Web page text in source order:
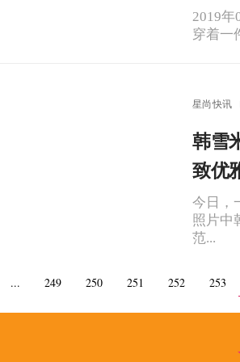
2019
穿着一
星尚快讯
韩雪
致优
今日，
照片中
范...
... 249 250 251 252 253